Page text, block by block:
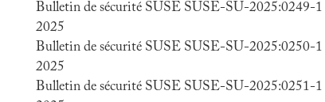
Bulletin de sécurité SUSE SUSE-SU-2025:0249-1
2025
Bulletin de sécurité SUSE SUSE-SU-2025:0250-1
2025
Bulletin de sécurité SUSE SUSE-SU-2025:0251-1